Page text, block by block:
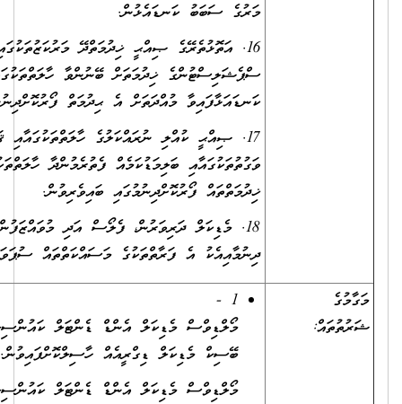
މަރުގެ ސަބަބު ކަނޑައެޅުން.
16. އަތޮޅުތެރޭގެ ޞިއްޙީ ޚިދުމަތްދޭ މަރުކަޒުތަކުގައި
ސްޕެޝަލިސްޓުންގެ ޚިދުމަތަށް ބޭނުންވާ ހާލަތްތަކުގައި
ކަނޑައަޅާފައިވާ މުއްދަތަށް އެ ޙިދުމަތް ފޯރުކޮށްދިނުން.
17. ޞިއްޙީ ކުއްލި ނުރައްކަލުގެ ހާލަތްތަކުގައާއި ޤައުމީ ކާރިސާގެ
ވަގުތުތަކުގައާއި ބަލިމަޑުކަމެއް ފެތުރެމުންދާ ހާލަތްތަކުގައި ޞިއްޙީ
ޚިދުމަތްތައް ފޯރުކޮށްދިނުމުގައި ބައިވެރިވުން.
18. މެޑިކަލް ދަރިވަރުން، ފެލޯސް އަދި މުވައްޒަފުންނަށް އުނގަންނައި
ދިނުމާއިއެކު އެ ފަރާތްތަކުގެ މަސައްކަތްތައް ސުޕަވައިޒް ކުރުން.
މޯލްޑިވްސް މެޑިކަލް އެންޑް ޑެންޓަލް ކައުންސިލް ގަބޫލުކުރާ
ބޭސިކް މެޑިކަލް ޑިގްރީއެއް ހާސިލްކޮށްފައިވުން. އަދި،
މޯލްޑިވްސް މެޑިކަލް އެންޑް ޑެންޓަލް ކައުންސިލް ގަބޫލުކުރާ